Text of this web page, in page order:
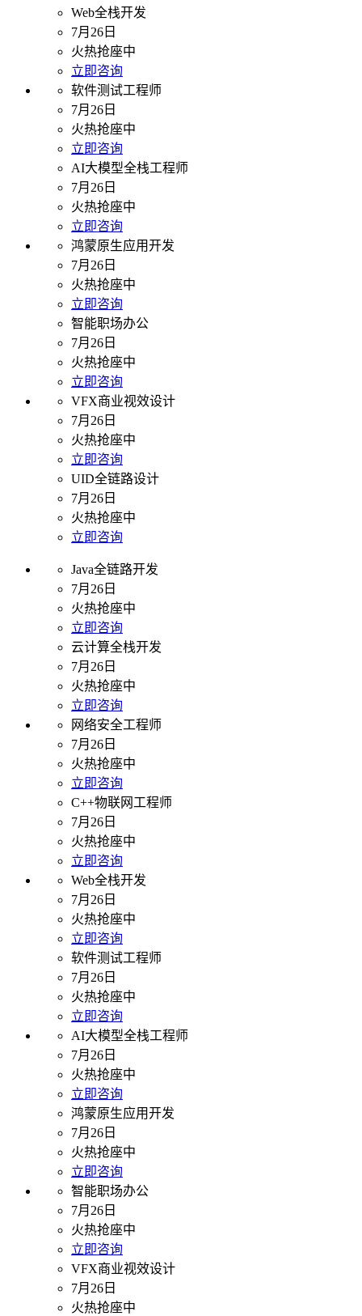
Web全栈开发
7月26日
火热抢座中
立即咨询
软件测试工程师
7月26日
火热抢座中
立即咨询
AI大模型全栈工程师
7月26日
火热抢座中
立即咨询
鸿蒙原生应用开发
7月26日
火热抢座中
立即咨询
智能职场办公
7月26日
火热抢座中
立即咨询
VFX商业视效设计
7月26日
火热抢座中
立即咨询
UID全链路设计
7月26日
火热抢座中
立即咨询
Java全链路开发
7月26日
火热抢座中
立即咨询
云计算全栈开发
7月26日
火热抢座中
立即咨询
网络安全工程师
7月26日
火热抢座中
立即咨询
C++物联网工程师
7月26日
火热抢座中
立即咨询
Web全栈开发
7月26日
火热抢座中
立即咨询
软件测试工程师
7月26日
火热抢座中
立即咨询
AI大模型全栈工程师
7月26日
火热抢座中
立即咨询
鸿蒙原生应用开发
7月26日
火热抢座中
立即咨询
智能职场办公
7月26日
火热抢座中
立即咨询
VFX商业视效设计
7月26日
火热抢座中